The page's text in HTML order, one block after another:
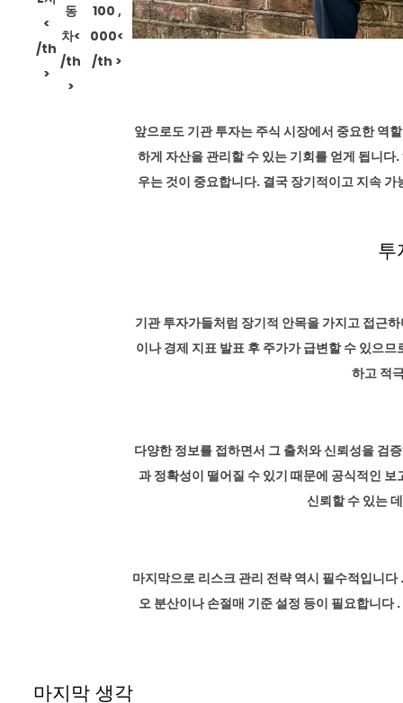
<
/th
>
동
차<
/th
>
100 ,
000<
/th >
앞으로도 기관 투자는 주식 시장에서 중요한 역
하게 자산을 관리할 수 있는 기회를 얻게 됩니
우는 것이 중요합니다. 결국 장기적이고 지속
투
기관 투자가들처럼 장기적 안목을 가지고 접근
이나 경제 지표 발표 후 주가가 급변할 수 있으
하고 적
다양한 정보를 접하면서 그 출처와 신뢰성을 검
과 정확성이 떨어질 수 있기 때문에 공식적인
신뢰할 수 있는
마지막으로 리스크 관리 전략 역시 필수적입니
오 분산이나 손절매 기준 설정 등이 필요합니
마지막 생각